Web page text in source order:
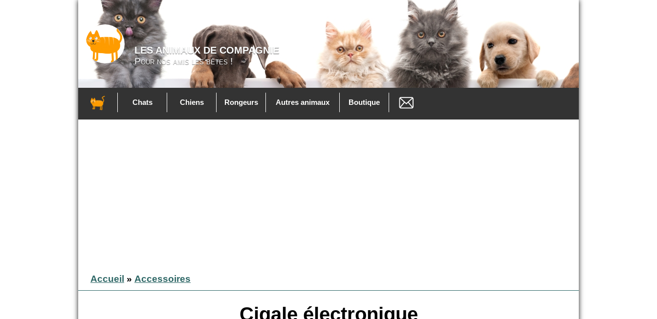
LES ANIMAUX DE COMPAGNIE
Pour nos amis les bêtes !
Chats Chiens Rongeurs Autres animaux Boutique
Accueil » Accessoires
Cigale électronique